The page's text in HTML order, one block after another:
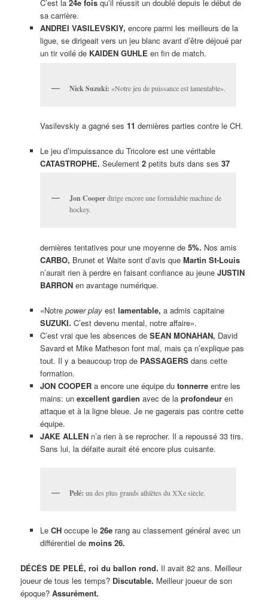
C’est la 24e foisqu’il réussit un doublé depuis le début de
sa carrière.
ANDREI VASILEVSKIY, encore parmi les meilleurs de la
ligue, se dirigeait vers un jeu blanc avant d’être déjoué par
un tir voilé de KAIDEN GUHLE en fin de match.
Nick Suzuki: «Notre jeu de puissance est lamentable».
Vasilevskiy a gagné ses 11 dernières parties contre le CH.
Le jeu d’impuissance du Tricolore est une véritable
CATASTROPHE. Seulement 2petits buts dans ses 37
Jon Cooperdirige encore une formidable machine de
hockey.
dernières tentatives pour une moyenne de 5%. Nos amis
CARBO, Brunet et Waite sont d’avis que Martin St-Louis
n’aurait rien à perdre en faisant confiance au jeune JUSTIN
BARRONen avantage numérique.
«Notre power playest lamentable, a admis capitaine
SUZUKI. C’est devenu mental, notre affaire».
C’est vrai que les absences de SEAN MONAHAN, David
Savard et Mike Matheson font mal, mais ça n’explique pas
tout. Il y a beaucoup trop de PASSAGERSdans cette
formation.
JON COOPERa encore une équipe du tonnerreentre les
mains: un excellent gardien avec de la profondeuren
attaque et à la ligne bleue. Je ne gagerais pas contre cette
équipe.
JAKE ALLEN n’a rien à se reprocher. Il a repoussé 33 tirs.
Sans lui, la défaite aurait été encore plus cuisante.
Pelé: un des plus grands athlètes du XXe siècle.
Le CH occupe le 26erang au classement général avec un
différentiel de moins 26.
DÉCÈS DE PELÉ, roi du ballon rond. Il avait 82 ans. Meilleur
joueur de tous les temps? Discutable. Meilleur joueur de son
époque?Assurément.